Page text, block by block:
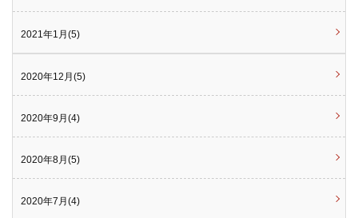
2021年1月(5)
2020年12月(5)
2020年9月(4)
2020年8月(5)
2020年7月(4)